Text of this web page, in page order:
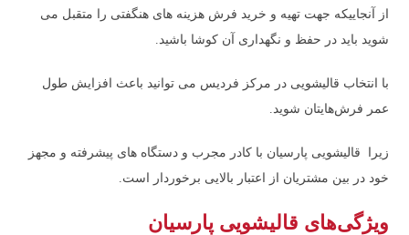
از آنجاییکه جهت تهیه و خرید فرش هزینه های هنگفتی را متقبل می
شوید باید در حفظ و نگهداری آن کوشا باشید.
با انتخاب قالیشویی در مرکز فردیس می توانید باعث افزایش طول
عمر فرش‌هایتان شوید.
زیرا قالیشویی پارسیان با کادر مجرب و دستگاه های پیشرفته و مجهز
خود در بین مشتریان از اعتبار بالایی برخوردار است.
ویژگی‌های قالیشویی پارسیان